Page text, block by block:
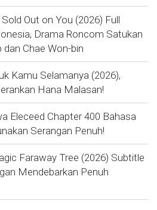
Out on You (2026) Full
Drama Roncom Satukan
Chae Won-bin
Kamu Selamanya (2026),
Hana Malasan!
Eleceed Chapter 400 Bahasa
Serangan Penuh!
Faraway Tree (2026) Subtitle
Mendebarkan Penuh